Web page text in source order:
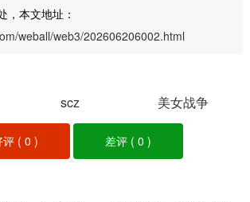
本文地址：
weball/web3/202606206002.html
scz 美女战争
评 (0 ) 差评 ( 0 )